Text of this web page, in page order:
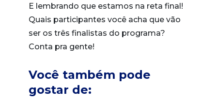
E lembrando que estamos na reta final!
Quais participantes você acha que vão
ser os três finalistas do programa?
Conta pra gente!
Você também pode
gostar de: